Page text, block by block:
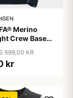
Merino
Crew Base
699,00 KR
kr